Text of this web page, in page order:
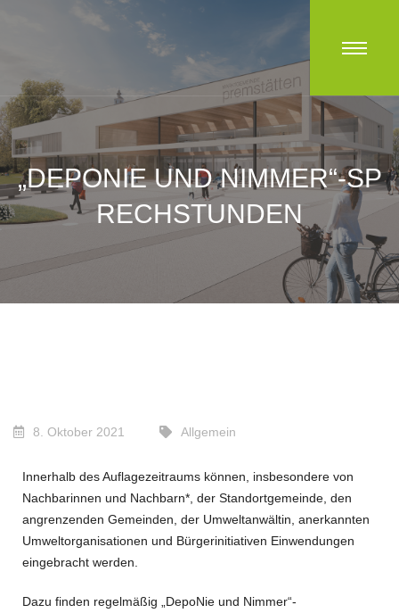
„DEPONIE UND NIMMER“-SP
RECHSTUNDEN
8. Oktober 2021 Allgemein
Innerhalb des Auflagezeitraums können, insbesondere von
Nachbarinnen und Nachbarn*, der Standortgemeinde, den
angrenzenden Gemeinden, der Umweltanwältin, anerkannten
Umweltorganisationen und Bürgerinitiativen Einwendungen
eingebracht werden.
Dazu finden regelmäßig „DepoNie und Nimmer“-